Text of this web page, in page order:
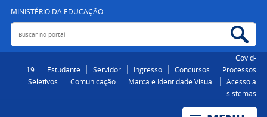
MINISTÉRIO DA EDUCAÇÃO
Buscar no portal
Covid-
19
Estudante Servidor Ingresso Concursos
Processos
Seletivos
Comunicação Marca e Identidade Visual
Acesso a
sistemas